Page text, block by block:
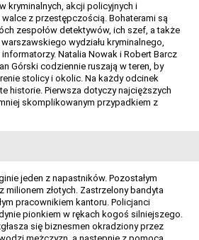
kryminalnych, akcji policyjnych i
z przestępczością. Bohaterami są
zespołów detektywów, ich szef, a także
wydziału kryminalnego,
Natalia Nowak i Robert Barcz
Górski codziennie ruszają w teren, by
stolicy i okolic. Na każdy odcinek
historie. Pierwsza dotyczy najcięższych
skomplikowanym przypadkiem z
jeden z napastników. Pozostałym
milionem złotych. Zastrzelony bandyta
pracownikiem kantoru. Policjanci
pionkiem w rękach kogoś silniejszego.
się biznesmen okradziony przez